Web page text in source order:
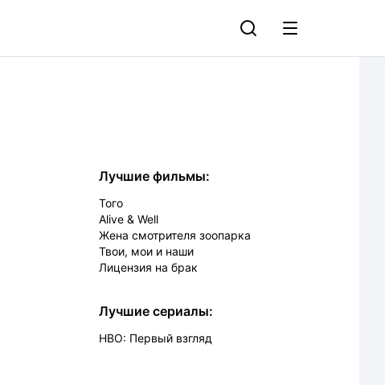
Лучшие фильмы:
Того
Alive & Well
Жена смотрителя зоопарка
Твои, мои и наши
Лицензия на брак
Лучшие сериалы:
HBO: Первый взгляд